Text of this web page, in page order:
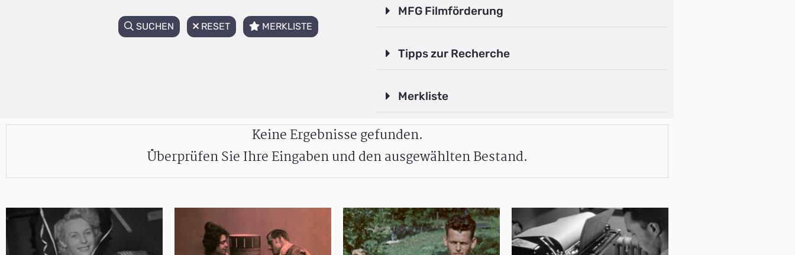
SUCHEN RESET MERKLISTE
MFG Filmförderung
Tipps zur Recherche
Merkliste
Keine Ergebnisse gefunden.
Überprüfen Sie Ihre Eingaben und den ausgewählten Bestand.